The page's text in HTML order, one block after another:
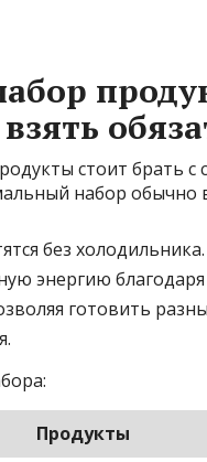
стоит брать
набор обычно
без холодильника.
энергию
готовить
Продукты